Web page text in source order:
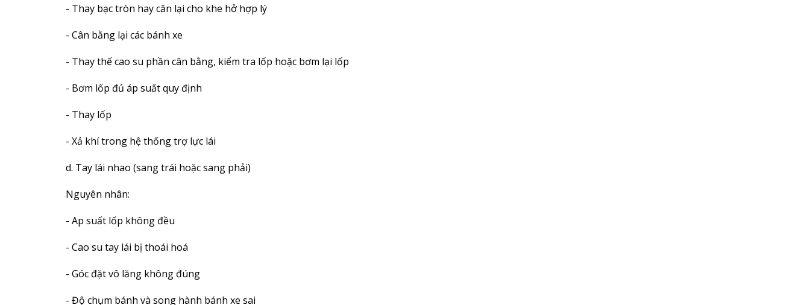
- Thay bạc tròn hay căn lại cho khe hở hợp lý
- Cân bằng lại các bánh xe
- Thay thế cao su phần cân bằng, kiểm tra lốp hoặc bơm lại lốp
- Bơm lốp đủ áp suất quy định
- Thay lốp
- Xả khí trong hệ thống trợ lực lái
d. Tay lái nhao (sang trái hoặc sang phải)
Nguyên nhân:
- Ap suất lốp không đều
- Cao su tay lái bị thoái hoá
- Góc đặt vô lăng không đúng
- Độ chụm bánh và song hành bánh xe sai